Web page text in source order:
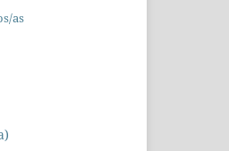
as